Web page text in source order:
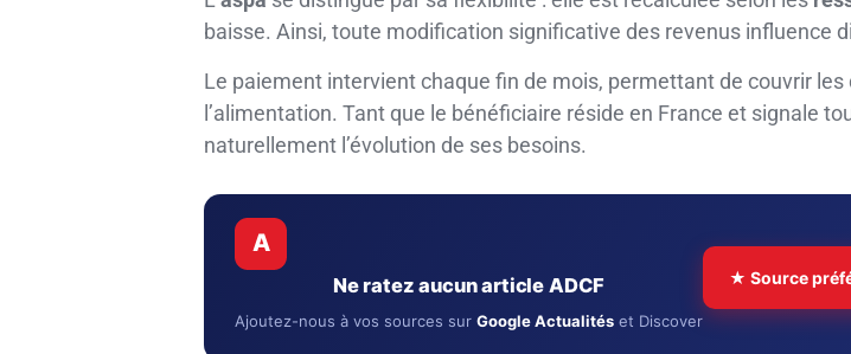
baisse. Ainsi, toute modification significative des revenus influence
Le paiement intervient chaque fin de mois, permettant de couvrir
l’alimentation. Tant que le bénéficiaire réside en France et signale
naturellement l’évolution de ses besoins.
A
Ne ratez aucun article ADCF
Ajoutez-nous à vos sources sur Google Actualités et Discover
★ Source